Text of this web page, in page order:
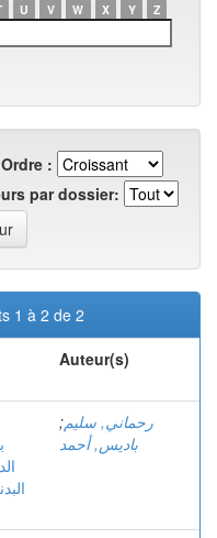
U V W X Y Z
Ordre :
par dossier:
1 à 2 de 2
Auteur(s)
رحماني, سليم;
باديس, أحمد